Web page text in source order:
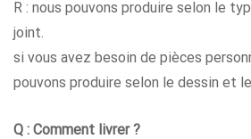
R : nous pouvons produire selon le
joint.
si vous avez besoin de pièces
pouvons produire selon le dessin et
Q : Comment livrer ?